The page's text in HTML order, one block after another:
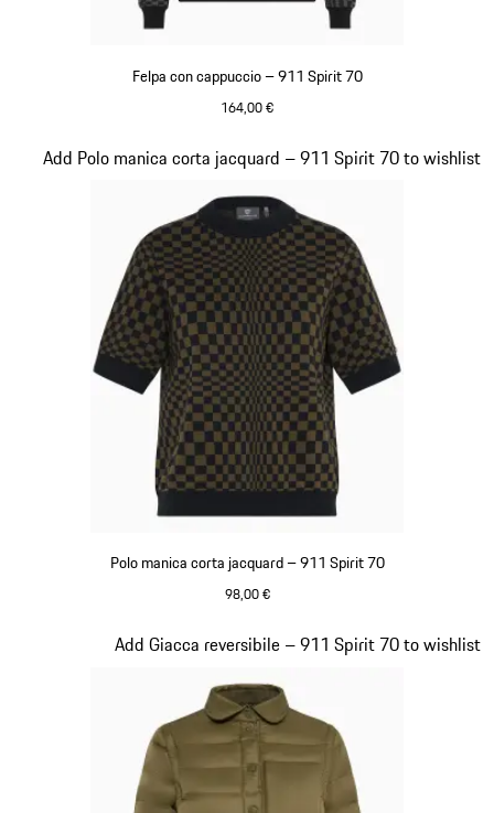
Felpa con cappuccio – 911 Spirit 70
164,00 €
Polo manica corta jacquard – 911 Spirit 70
98,00 €
Add Polo manica corta jacquard – 911 Spirit 70 to wishlist
Diapositiva 3 di 20
Add Giacca reversibile – 911 Spirit 70 to wishlist
Diapositiva 4 di 20